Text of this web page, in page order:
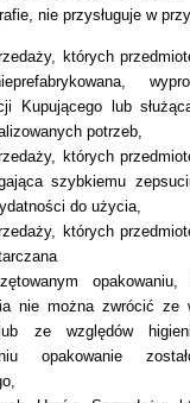
nie przysługuje w
których
Kupującego lub
potrzeb,
których
szybkiemu
do użycia,
których
nie można zwrócić ze
ze względów
opakowanie